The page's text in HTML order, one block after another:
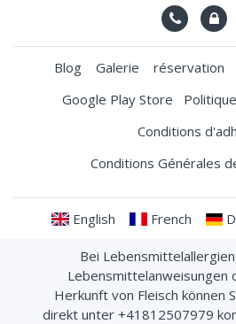
Blog Galerie réservation
Google Play Store
Conditions
Conditions Générales
English French
Bei
Lebensmittelanweisungen
Herkunft von Fleisch können
direkt unter +41812507979